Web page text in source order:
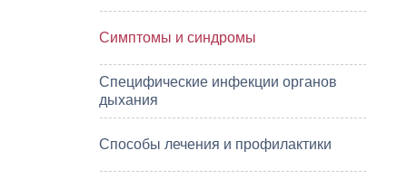
Симптомы и синдромы
Специфические инфекции органов
дыхания
Способы лечения и профилактики